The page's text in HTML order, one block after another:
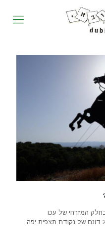
המזרחי של עכו
מתרומם תל לגובה של 30 מ', 200 דונם של נקודת תצפית יפה